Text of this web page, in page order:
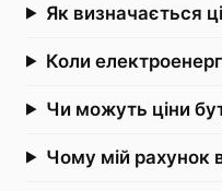
Як визначається
Коли
Чи можуть ціни
Чому мій рахунок